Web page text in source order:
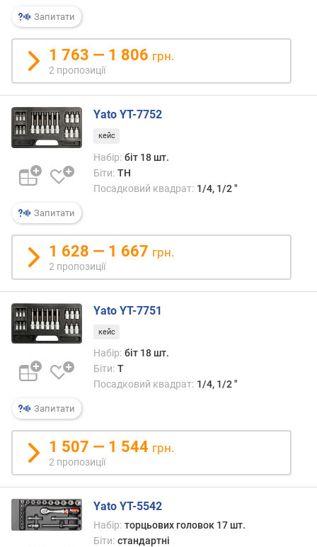
S
e
c
u
r
i
t
y
)
ш
т
)
-
р
а
н
н
б
і
и
H
H
,
A
l
Запитати
1 763 — 1 806 грн.
2 пропозиції
Запитати
Yato YT-7752
кейс
Набір: біт 18 шт.
Біти: TH
Посадковий квадрат: 1/4, 1/2 "
1 628 — 1 667 грн.
2 пропозиції
Запитати
Yato YT-7751
кейс
Набір: біт 18 шт.
Біти: T
Посадковий квадрат: 1/4, 1/2 "
1 507 — 1 544 грн.
2 пропозиції
Yato YT-5542
Набір: торцьових головок 17 шт.
Біти: стандартні